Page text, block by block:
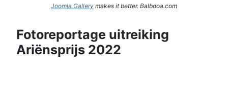
Joomla Gallery makes it better. Balbooa.com
Fotoreportage uitreiking
Ariënsprijs 2022